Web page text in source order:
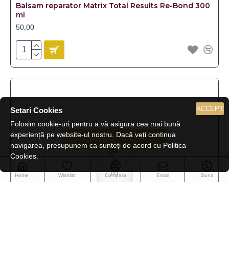
Balsam reparator Matrix Total Results Re-Bond 300
ml
50,00
Home Wishlist Compara Email Suna
ACCEPT
Setari Cookies
Folosim cookie-uri pentru a vă asigura cea mai bună
experiență pe website-ul nostru. Dacă veți continua
navigarea, presupunem ca sunteți de acord cu Politica
Cookies.
FILTREAZA PRODUSELE